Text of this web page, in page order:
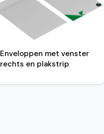
Enveloppen met venster
rechts en plakstrip